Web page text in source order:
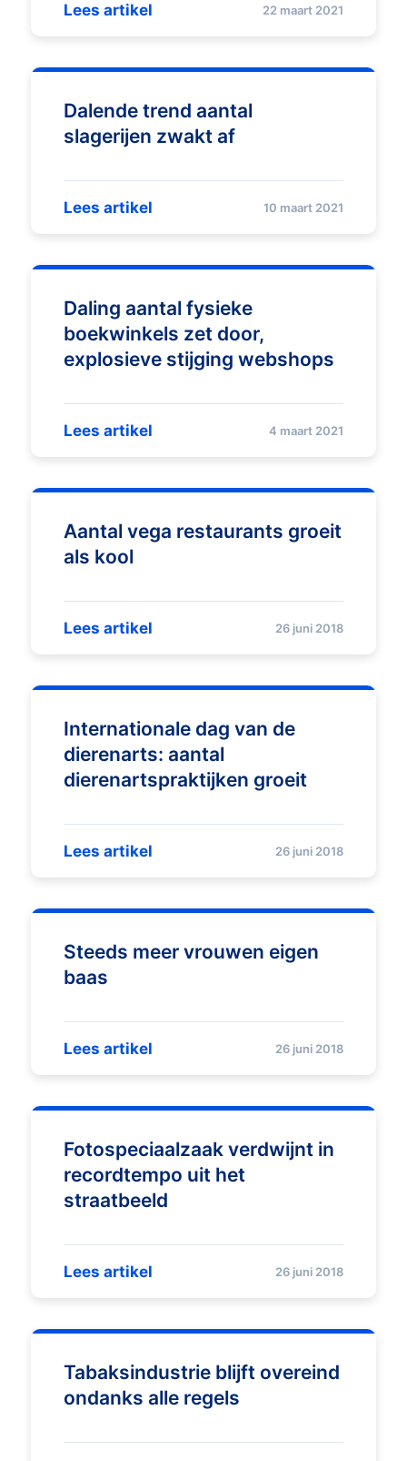
Lees artikel 22 maart 2021
Dalende trend aantal
slagerijen zwakt af
Lees artikel 10 maart 2021
Daling aantal fysieke
boekwinkels zet door,
explosieve stijging webshops
Lees artikel 4 maart 2021
Aantal vega restaurants groeit
als kool
Lees artikel 26 juni 2018
Internationale dag van de
dierenarts: aantal
dierenartspraktijken groeit
Lees artikel 26 juni 2018
Steeds meer vrouwen eigen
baas
Lees artikel 26 juni 2018
Fotospeciaalzaak verdwijnt in
recordtempo uit het
straatbeeld
Lees artikel 26 juni 2018
Tabaksindustrie blijft overeind
ondanks alle regels